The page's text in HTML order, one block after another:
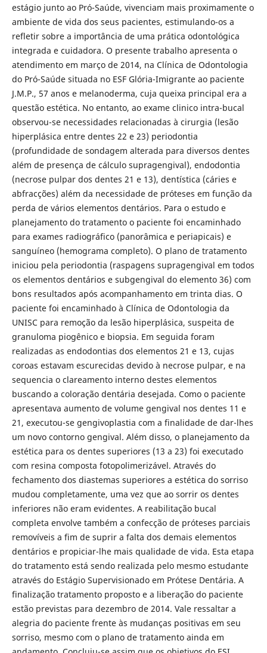
estágio junto ao Pró-Saúde, vivenciam mais proximamente o
ambiente de vida dos seus pacientes, estimulando-os a
refletir sobre a importância de uma prática odontológica
integrada e cuidadora. O presente trabalho apresenta o
atendimento em março de 2014, na Clínica de Odontologia
do Pró-Saúde situada no ESF Glória-Imigrante ao paciente
J.M.P., 57 anos e melanoderma, cuja queixa principal era a
questão estética. No entanto, ao exame clinico intra-bucal
observou-se necessidades relacionadas à cirurgia (lesão
hiperplásica entre dentes 22 e 23) periodontia
(profundidade de sondagem alterada para diversos dentes
além de presença de cálculo supragengival), endodontia
(necrose pulpar dos dentes 21 e 13), dentística (cáries e
abfracções) além da necessidade de próteses em função da
perda de vários elementos dentários. Para o estudo e
planejamento do tratamento o paciente foi encaminhado
para exames radiográfico (panorâmica e periapicais) e
sanguíneo (hemograma completo). O plano de tratamento
iniciou pela periodontia (raspagens supragengival em todos
os elementos dentários e subgengival do elemento 36) com
bons resultados após acompanhamento em trinta dias. O
paciente foi encaminhado à Clínica de Odontologia da
UNISC para remoção da lesão hiperplásica, suspeita de
granuloma piogênico e biopsia. Em seguida foram
realizadas as endodontias dos elementos 21 e 13, cujas
coroas estavam escurecidas devido à necrose pulpar, e na
sequencia o clareamento interno destes elementos
buscando a coloração dentária desejada. Como o paciente
apresentava aumento de volume gengival nos dentes 11 e
21, executou-se gengivoplastia com a finalidade de dar-lhes
um novo contorno gengival. Além disso, o planejamento da
estética para os dentes superiores (13 a 23) foi executado
com resina composta fotopolimerizável. Através do
fechamento dos diastemas superiores a estética do sorriso
mudou completamente, uma vez que ao sorrir os dentes
inferiores não eram evidentes. A reabilitação bucal
completa envolve também a confecção de próteses parciais
removíveis a fim de suprir a falta dos demais elementos
dentários e propiciar-lhe mais qualidade de vida. Esta etapa
do tratamento está sendo realizada pelo mesmo estudante
através do Estágio Supervisionado em Prótese Dentária. A
finalização tratamento proposto e a liberação do paciente
estão previstas para dezembro de 2014. Vale ressaltar a
alegria do paciente frente às mudanças positivas em seu
sorriso, mesmo com o plano de tratamento ainda em